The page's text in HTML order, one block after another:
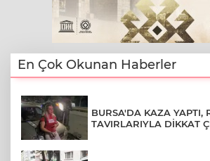
En Çok Okunan Haberler
BURSA'DA KAZA YAPTI,
TAVIRLARIYLA DİKKAT